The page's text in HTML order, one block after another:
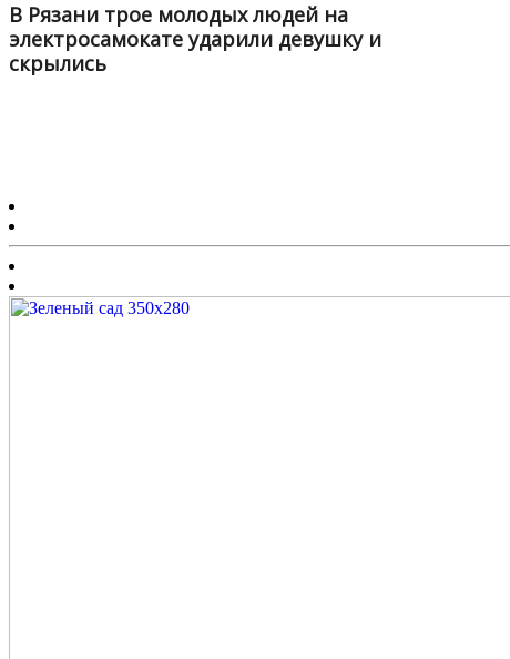
В Рязани трое молодых людей на
электросамокате ударили девушку и
скрылись